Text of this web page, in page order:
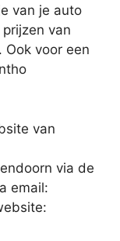
van je auto
van
Ook voor een
van
via de
email: